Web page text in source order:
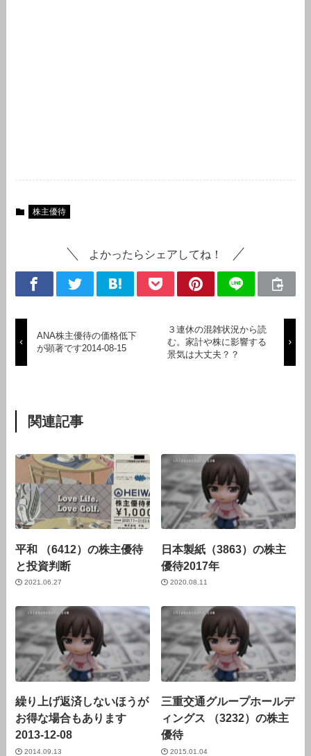
株主優待
よかったらシェアしてね！
ANA株主優待の価格低下
が顕著です2014-08-15
３連休の混雑状況から読
む。家計や株に影響する
景気は大丈夫？？
関連記事
平和 （6412）の株主優待
と投資判断
2021.06.27
日本製紙（3863）の株主
優待2017年
2020.08.11
繰り上げ返済しないほうが
お得な場合もあります
2013-12-08
2014.09.13
三重交通グループホールデ
ィングス （3232）の株主
優待
2015.01.04